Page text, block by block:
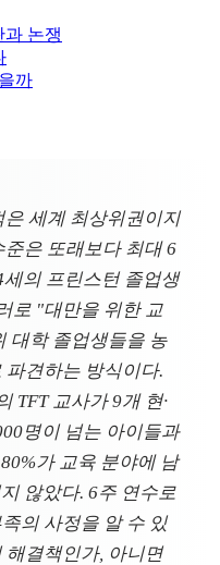
과 논쟁
까
은 세계 최상위권이지
은 또래보다 최대 6
세의 프린스턴 졸업생
로 "대만을 위한 교
대학 졸업생들을 농
파견하는 방식이다.
TFT 교사가 9개 현·
명이 넘는 아이들과
가 교육 분야에 남
않았다. 6주 연수로
의 사정을 알 수 있
해결책인가, 아니면